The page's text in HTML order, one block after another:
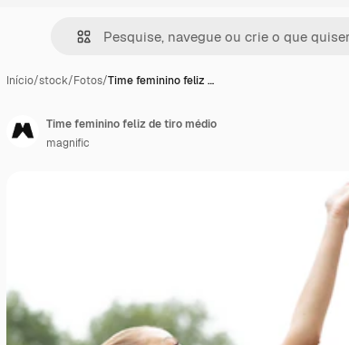
Início/stock/Fotos/Time feminino feliz …
Time feminino feliz de tiro médio
magnific